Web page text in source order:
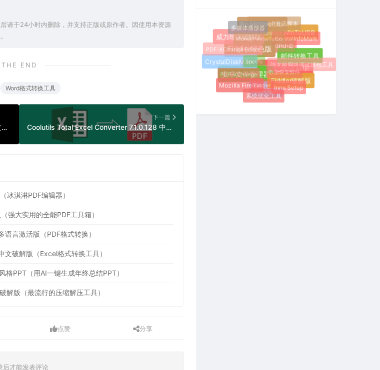
请于24小时内删除，并支持正版或原作者。因使用本资源
THE END
Word格式转换工具
免费游戏变速工具 OpenSpeedy v3.3.1 中文绿色版（所有应用速度加速100倍，支持部分网盘下载加速）
下一篇
Coolutils Total Excel Converter 7.1.0.128 中文破解版（Excel格式转换工具）
淇淋PDF编辑器）
强大实用的全能PDF工具箱）
言激活版（PDF格式转换）
破解版（Excel格式转换工具）
PPT（用AI一键生成年终总结PPT）
版（最流行的压缩解压工具）
点赞 分享
后才能发表评论
护驾行车记录仪APP
Everything
Fiddler绿色版
安卓文件管理器
硬件检测
Fiddler破解版
邮件转换工具
Hasleo WinToUSB
PowerDirector
威力导演破解版
CrystalDiskMark
Mozilla Firefox
系统优化工具
Inno Setup
强大的网络调试抓包工具
CrystalInfoMark
Microsoft激活脚本
多媒体播放器
PDF-XChange Editor
PDF-XChange
Fiddler
数据恢复软件
CPU-Z
MoneyPrinterTurbo
Spotify